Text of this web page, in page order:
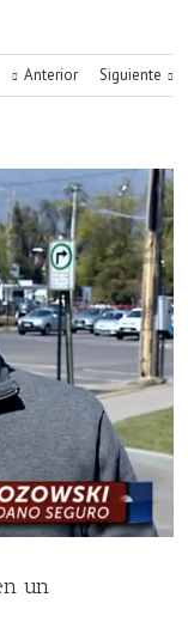
Anterior Siguiente
un